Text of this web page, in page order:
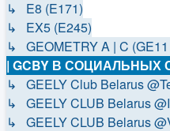
↳ E8 (E171)
↳ EX5 (E245)
↳ GEOMETRY A | C (GE11
| GCBY В СОЦИАЛЬНЫХ
↳ GEELY Club Belarus
↳ GEELY CLUB Belarus
↳ GEELY CLUB Belarus